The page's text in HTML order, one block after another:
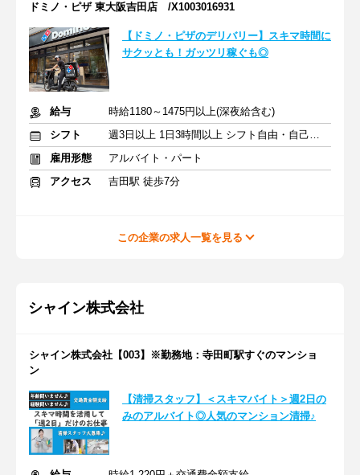
ドミノ・ピザ 東大阪吉田店 /X1003016931
【ドミノ・ピザのデリバリー】スキマ時間に
サクッとも！ガッツリ稼ぐも◎
給与
時給1180～1475円以上(深夜給含む)
シフト
週3日以上 1日3時間以上 シフト自由・自己申告
雇用形態
アルバイト・パート
アクセス
吉田駅 徒歩7分
この企業の求人一覧を見る
シャイン株式会社
シャイン株式会社【003】※勤務地：寺田町駅すぐのマンショ
ン
【清掃スタッフ】＜スキマバイト＞週2日の
みのアルバイト◎人気のマンション清掃♪